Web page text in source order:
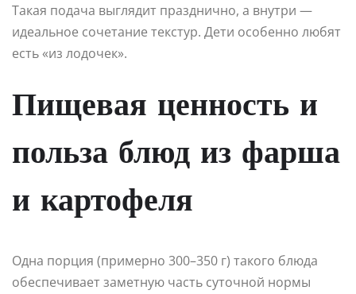
Такая подача выглядит празднично, а внутри —
идеальное сочетание текстур. Дети особенно любят
есть «из лодочек».
Пищевая ценность и
польза блюд из фарша
и картофеля
Одна порция (примерно 300–350 г) такого блюда
обеспечивает заметную часть суточной нормы